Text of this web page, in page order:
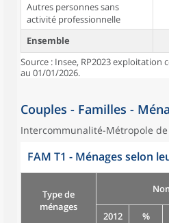
Autres personnes sans
activité professionnelle
Ensemble
Source : Insee, RP2023
au 01/01/2026.
Couples - Familles -
Intercommunalité-Métropole de
FAM T1 - Ménages selon
Type de
ménages
2012 %